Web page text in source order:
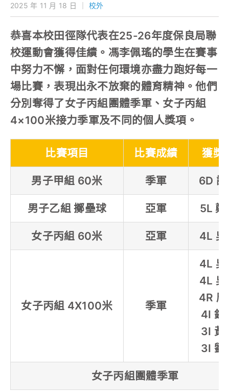
聯絡我們
2025 年 11 月 18 日 校外
恭喜本校田徑隊代表在25-26年度保良局聯
校運動會獲得佳績。馮李佩瑤的學生在賽事
中努力不懈，面對任何環境亦盡力跑好每一
場比賽，表現出永不放棄的體育精神。他們
分別奪得了女子丙組團體季軍、女子丙組
4×100米接力季軍及不同的個人獎項。
比賽項目 比賽成績 獲獎
男子甲組 60米 季軍 6D
男子乙組 擲壘球 亞軍 5L 鄭
女子丙組 60米 亞軍 4L 吳
女子丙組 4X100米 季軍
4L 吳
4L 吳
4R
4I 鍾
3I 黃
3I 劉
女子丙組團體季軍